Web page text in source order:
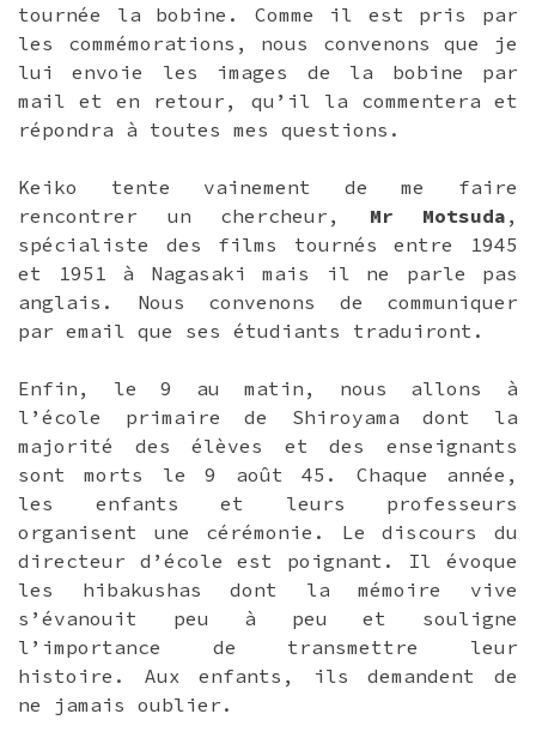
tournée la bobine. Comme il est pris par
les commémorations, nous convenons que je
lui envoie les images de la bobine par
mail et en retour, qu’il la commentera et
répondra à toutes mes questions.
Keiko tente vainement de me faire
rencontrer un chercheur, Mr Motsuda ,
spécialiste des films tournés entre 1945
et 1951 à Nagasaki mais il ne parle pas
anglais. Nous convenons de communiquer
par email que ses étudiants traduiront.
Enfin, le 9 au matin, nous allons à
l’école primaire de Shiroyama dont la
majorité des élèves et des enseignants
sont morts le 9 août 45. Chaque année,
les enfants et leurs professeurs
organisent une cérémonie. Le discours du
directeur d’école est poignant. Il évoque
les hibakushas dont la mémoire vive
s’évanouit peu à peu et souligne
l’importance de transmettre leur
histoire. Aux enfants, ils demandent de
ne jamais oublier.